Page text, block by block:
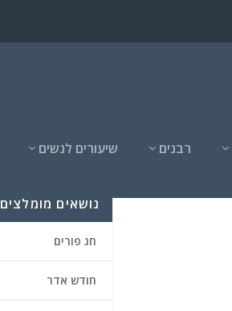
רבנים שיעורים לנשים
נושאים מומלצים
חג פורים
חודש אדר